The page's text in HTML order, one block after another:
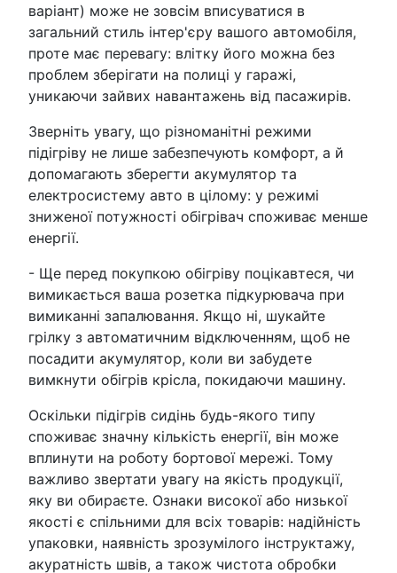
варіант) може не зовсім вписуватися в
загальний стиль інтер'єру вашого автомобіля,
проте має перевагу: влітку його можна без
проблем зберігати на полиці у гаражі,
уникаючи зайвих навантажень від пасажирів.
Зверніть увагу, що різноманітні режими
підігріву не лише забезпечують комфорт, а й
допомагають зберегти акумулятор та
електросистему авто в цілому: у режимі
зниженої потужності обігрівач споживає менше
енергії.
- Ще перед покупкою обігріву поцікавтеся, чи
вимикається ваша розетка підкурювача при
вимиканні запалювання. Якщо ні, шукайте
грілку з автоматичним відключенням, щоб не
посадити акумулятор, коли ви забудете
вимкнути обігрів крісла, покидаючи машину.
Оскільки підігрів сидінь будь-якого типу
споживає значну кількість енергії, він може
вплинути на роботу бортової мережі. Тому
важливо звертати увагу на якість продукції,
яку ви обираєте. Ознаки високої або низької
якості є спільними для всіх товарів: надійність
упаковки, наявність зрозумілого інструктажу,
акуратність швів, а також чистота обробки